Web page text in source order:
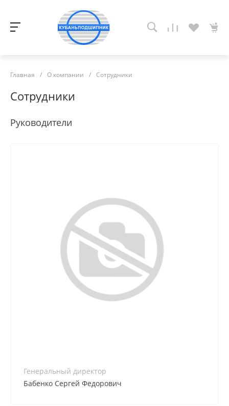
Главная / О компании / Сотрудники
Сотрудники
Руководители
Генеральный директор
Бабенко Сергей Федорович